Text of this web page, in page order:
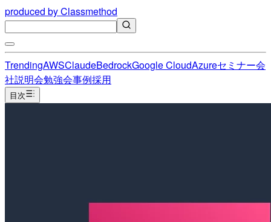
produced by Classmethod
TrendingAWSClaudeBedrockGoogle CloudAzureセミナー会
社説明会勉強会事例採用
目次